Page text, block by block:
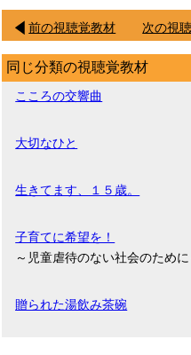
前の視聴覚教材 次の視
同じ分類の視聴覚教材
こころの交響曲
大切なひと
生きてます、１５歳。
子育てに希望を！
～児童虐待のない社会のために
贈られた湯飲み茶碗